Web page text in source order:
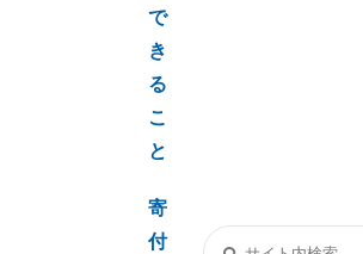
で
き
る
こ
と
寄
付